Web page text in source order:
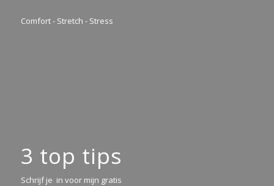
Comfort - Stretch - Stress
3 top tips
Schrijf je in voor mijn gratis